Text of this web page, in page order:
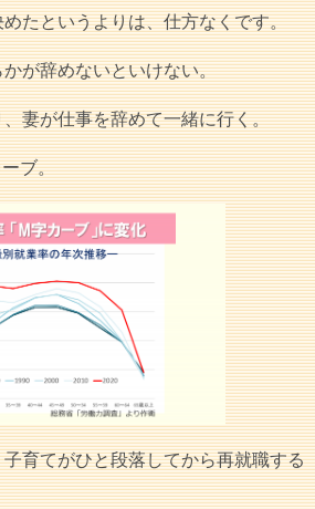
たというよりは、仕方なくです。
が辞めないといけない。
妻が仕事を辞めて一緒に行く。
ブ。
育てがひと段落してから再就職する